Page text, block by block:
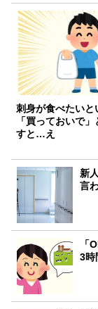
刺身が食べたいと
「買っておいで
すと…え
新
言
「
3